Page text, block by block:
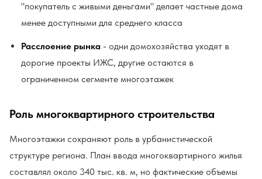
"покупатель с живыми деньгами" делает частные дома
менее доступными для среднего класса
Расслоение рынка - одни домохозяйства уходят в
дорогие проекты ИЖС, другие остаются в
ограниченном сегменте многоэтажек
Роль многоквартирного строительства
Многоэтажки сохраняют роль в урбанистической
структуре региона. План ввода многоквартирного жилья
составлял около 340 тыс. кв. м, но фактические объемы